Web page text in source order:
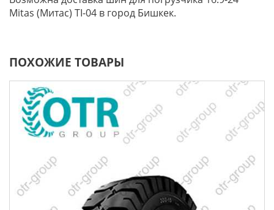
Mitas (Митас) TI-04 в город Бишкек.
ПОХОЖИЕ ТОВАРЫ